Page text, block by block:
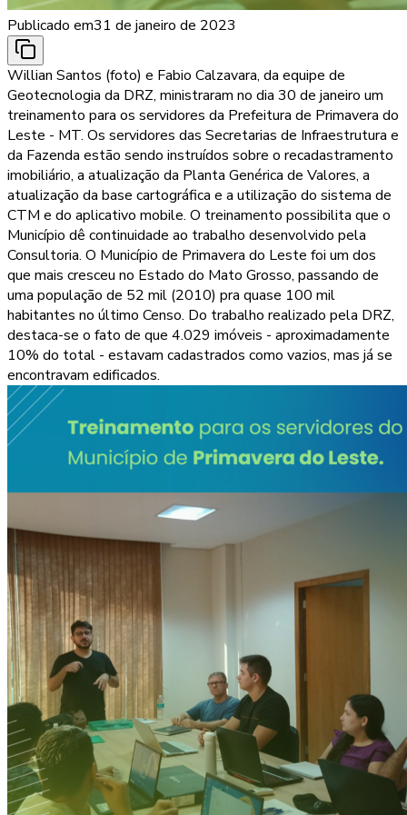
Publicado em31 de janeiro de 2023
Willian Santos (foto) e Fabio Calzavara, da equipe de
Geotecnologia da DRZ, ministraram no dia 30 de janeiro um
treinamento para os servidores da Prefeitura de Primavera do
Leste - MT. Os servidores das Secretarias de Infraestrutura e
da Fazenda estão sendo instruídos sobre o recadastramento
imobiliário, a atualização da Planta Genérica de Valores, a
atualização da base cartográfica e a utilização do sistema de
CTM e do aplicativo mobile. O treinamento possibilita que o
Município dê continuidade ao trabalho desenvolvido pela
Consultoria. O Município de Primavera do Leste foi um dos
que mais cresceu no Estado do Mato Grosso, passando de
uma população de 52 mil (2010) pra quase 100 mil
habitantes no último Censo. Do trabalho realizado pela DRZ,
destaca-se o fato de que 4.029 imóveis - aproximadamente
10% do total - estavam cadastrados como vazios, mas já se
encontravam edificados.